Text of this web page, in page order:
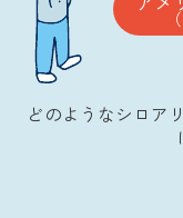
どのようなシロア